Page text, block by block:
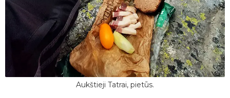
Aukštieji Tatrai, pietūs.